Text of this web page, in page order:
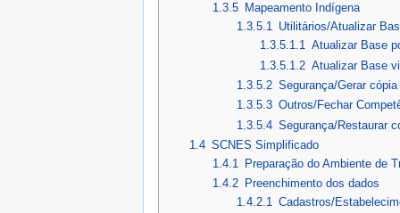
1.3.5 Mapeamento Indígena
1.3.5.1 Utilitários/Atualizar
1.3.5.1.1 Atualizar Base
1.3.5.1.2 Atualizar Base
1.3.5.2 Segurança/Gerar
1.3.5.3 Outros/Fechar
1.3.5.4 Segurança/Restaurar
1.4 SCNES Simplificado
1.4.1 Preparação do Ambiente de
1.4.2 Preenchimento dos dados
1.4.2.1 Cadastros/